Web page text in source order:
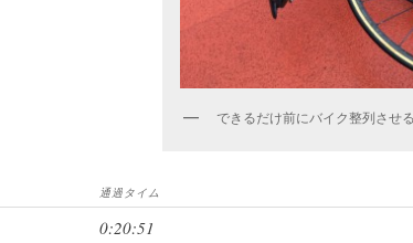
できるだけ前にバイク整列させ
通過タイム
0:20:51